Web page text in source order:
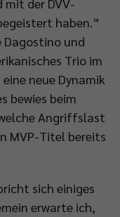
mit der DVV-
haben.“
Dagostino und
Trio im
neue Dynamik
bewies beim
Angriffslast
MVP-Titel bereits
sich einiges
erwarte ich,